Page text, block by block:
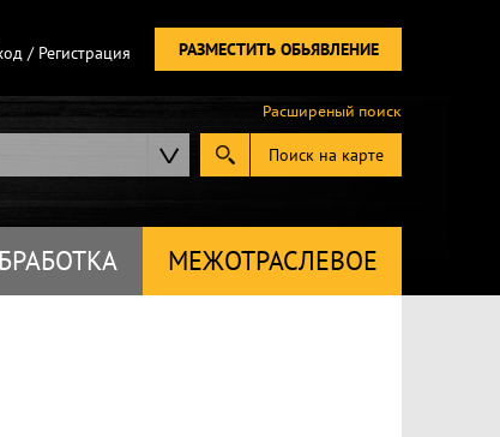
РАЗМЕСТИТЬ ОБЬЯВЛЕНИЕ
/ Регистрация
Поиск на карте
Расширеный поиск
МЕЖОТРАСЛЕВОЕ